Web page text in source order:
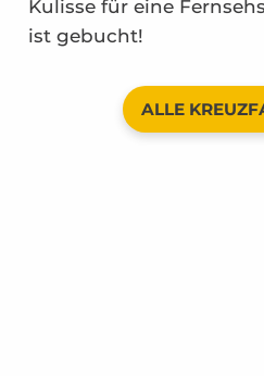
Kulisse für eine
ist gebucht!
ALLE